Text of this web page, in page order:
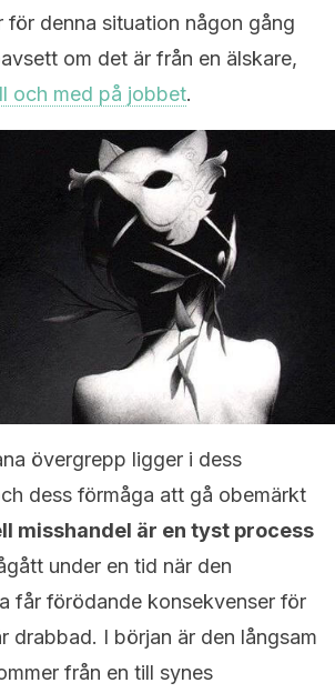
för denna situation någon gång
om det är från en älskare,
och med på jobbet.
övergrepp ligger i dess
dess förmåga att gå obemärkt
misshandel är en tyst process
under en tid när den
får förödande konsekvenser för
drabbad. I början är den långsam
från en till synes